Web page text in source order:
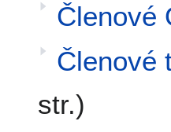
Členové
Členové
str.)